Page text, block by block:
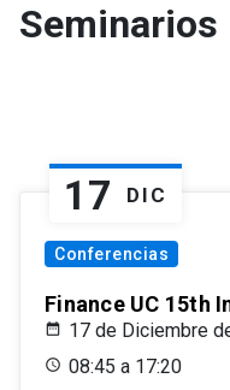
Seminarios
17 DIC
Conferencias
Finance UC 15th
17 de Diciembre
08:45 a 17:20